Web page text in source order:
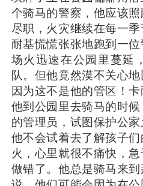
个骑马的警察，他应该
尽职，火灾继续在每一
耐基慌慌张张地跑到一
场火迅速在公园里蔓延
队。但他竟然漠不关心
因为这不是他的管区！
他到公园里去骑马的时
的管理员，试图保护公
他不会试着去了解孩子
火，心里就很不痛快，
做错了。他总是骑马来